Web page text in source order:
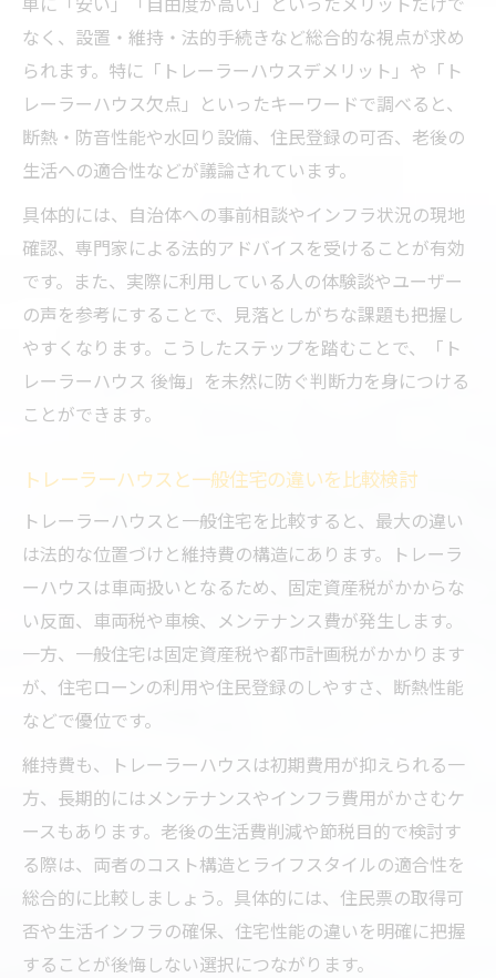
なく、設置・維持・法的手続きなど総合的な視点が求め
られます。特に「トレーラーハウスデメリット」や「ト
レーラーハウス欠点」といったキーワードで調べると、
断熱・防音性能や水回り設備、住民登録の可否、老後の
生活への適合性などが議論されています。
具体的には、自治体への事前相談やインフラ状況の現地
確認、専門家による法的アドバイスを受けることが有効
です。また、実際に利用している人の体験談やユーザー
の声を参考にすることで、見落としがちな課題も把握し
やすくなります。こうしたステップを踏むことで、「ト
レーラーハウス 後悔」を未然に防ぐ判断力を身につける
ことができます。
トレーラーハウスと一般住宅の違いを比較検討
トレーラーハウスと一般住宅を比較すると、最大の違い
は法的な位置づけと維持費の構造にあります。トレーラ
ーハウスは車両扱いとなるため、固定資産税がかからな
い反面、車両税や車検、メンテナンス費が発生します。
一方、一般住宅は固定資産税や都市計画税がかかります
が、住宅ローンの利用や住民登録のしやすさ、断熱性能
などで優位です。
維持費も、トレーラーハウスは初期費用が抑えられる一
方、長期的にはメンテナンスやインフラ費用がかさむケ
ースもあります。老後の生活費削減や節税目的で検討す
る際は、両者のコスト構造とライフスタイルの適合性を
総合的に比較しましょう。具体的には、住民票の取得可
否や生活インフラの確保、住宅性能の違いを明確に把握
することが後悔しない選択につながります。